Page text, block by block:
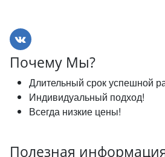
Почему Мы?
Длительный срок успешной
Индивидуальный подход!
Всегда низкие цены!
Полезная